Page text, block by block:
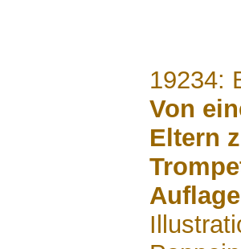
19234:
Von
Eltern
Auflage